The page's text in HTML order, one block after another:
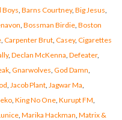
Boys Barns Courtney, Big Jesus
Bossman Birdie, Boston
, Carpenter Brut, Casey, Cigarettes
, Declan McKenna Defeater,
, Gnarwolves God Damn
Jacob Plant, Jagwar Ma
, King No One, Kurupt FM
, Marika Hackman Matrix &